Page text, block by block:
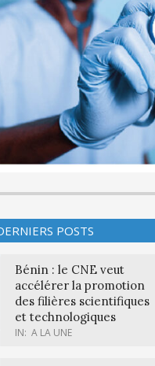
POSTS
Bénin : le CNE veut
accélérer la promotion
des filières scientifiques
et technologiques
IN: A LA UNE